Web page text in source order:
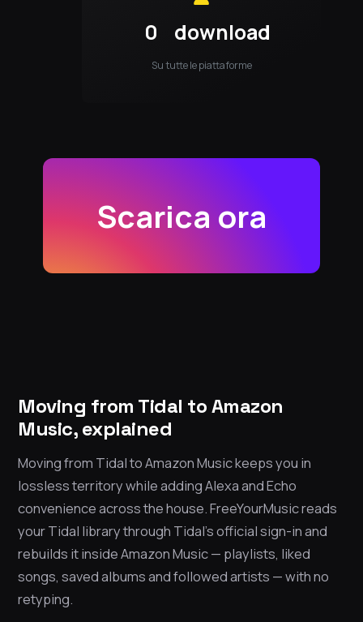
0 download
Su tutte le piattaforme
Scarica ora
Moving from Tidal to Amazon
Music, explained
Moving from Tidal to Amazon Music keeps you in
lossless territory while adding Alexa and Echo
convenience across the house. FreeYourMusic reads
your Tidal library through Tidal’s official sign-in and
rebuilds it inside Amazon Music — playlists, liked
songs, saved albums and followed artists — with no
retyping.